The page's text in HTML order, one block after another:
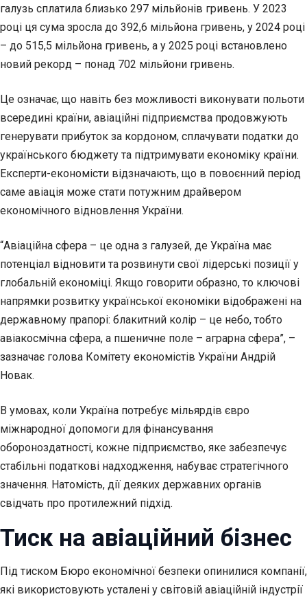
галузь сплатила близько 297 мільйонів гривень. У 2023
році ця сума зросла до 392,6 мільйона гривень, у 2024 році
– до 515,5 мільйона гривень, а у 2025 році встановлено
новий рекорд – понад 702 мільйони гривень.
Це означає, що навіть без можливості виконувати польоти
всередині країни, авіаційні підприємства продовжують
генерувати прибуток за кордоном, сплачувати податки до
українського бюджету та підтримувати економіку країни.
Експерти-економісти відзначають, що в повоєнний період
саме авіація може стати потужним драйвером
економічного відновлення України.
“Авіаційна сфера – це одна з галузей, де Україна має
потенціал відновити та розвинути свої лідерські позиції у
глобальній економіці. Якщо говорити образно, то ключові
напрямки розвитку української економіки відображені на
державному прапорі: блакитний колір – це небо, тобто
авіакосмічна сфера, а пшеничне поле – аграрна сфера”, –
зазначає голова Комітету економістів України Андрій
Новак.
В умовах, коли Україна потребує мільярдів євро
міжнародної допомоги для фінансування
обороноздатності, кожне підприємство, яке забезпечує
стабільні податкові надходження, набуває стратегічного
значення. Натомість, дії деяких державних органів
свідчать про протилежний підхід.
Тиск на авіаційний бізнес
Під тиском Бюро економічної безпеки опинилися компанії,
які використовують усталені у світовій авіаційній індустрії